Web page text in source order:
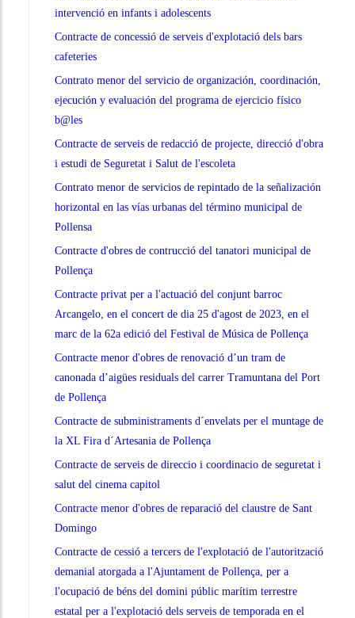
intervenció en infants i adolescents
Contracte de concessió de serveis d'explotació dels bars
cafeteries
Contrato menor del servicio de organización, coordinación,
ejecución y evaluación del programa de ejercicio físico
b@les
Contracte de serveis de redacció de projecte, direcció d'obra
i estudi de Seguretat i Salut de l'escoleta
Contrato menor de servicios de repintado de la señalización
horizontal en las vías urbanas del término municipal de
Pollensa
Contracte d'obres de contrucció del tanatori municipal de
Pollença
Contracte privat per a l'actuació del conjunt barroc
Arcangelo, en el concert de dia 25 d'agost de 2023, en el
marc de la 62a edició del Festival de Música de Pollença
Contracte menor d'obres de renovació d’un tram de
canonada d’aigües residuals del carrer Tramuntana del Port
de Pollença
Contracte de subministraments d´envelats per el muntage de
la XL Fira d´Artesania de Pollença
Contracte de serveis de direccio i coordinacio de seguretat i
salut del cinema capitol
Contracte menor d'obres de reparació del claustre de Sant
Domingo
Contracte de cessió a tercers de l'explotació de l'autorització
demanial atorgada a l'Ajuntament de Pollença, per a
l'ocupació de béns del domini públic marítim terrestre
estatal per a l'explotació dels serveis de temporada en el